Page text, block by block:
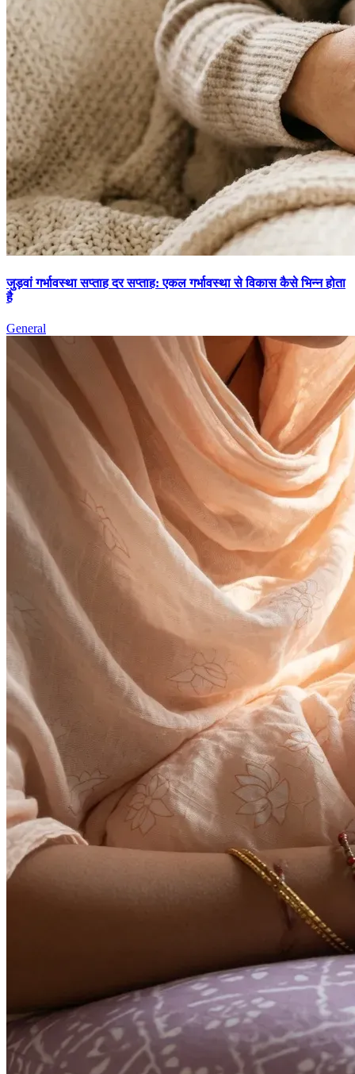
जुड़वां गर्भावस्था सप्ताह दर सप्ताह: एकल गर्भावस्था से विकास कैसे भिन्न होता
है
General